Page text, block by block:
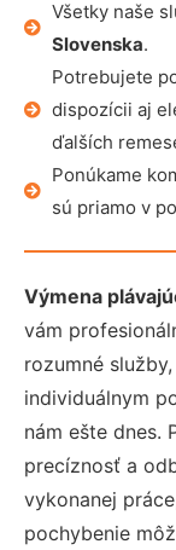
Všetky naše
Slovenska.
Potrebujete
dispozícii aj
ďalších
Ponúkame
sú priamo v
Výmena
vám
rozumné
individuálnym
nám ešte dnes.
precíznosť a
vykonanej
pochybenie